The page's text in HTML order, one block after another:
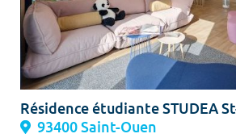
Résidence étudiante STUDEA
93400 Saint-Ouen